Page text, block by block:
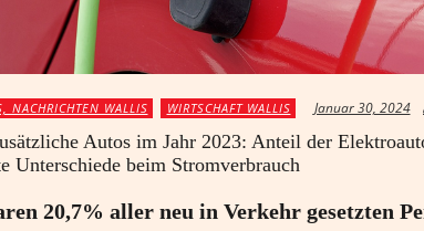
NACHRICHTEN WALLIS WIRTSCHAFT WALLIS Januar 30, 2024
Autos im Jahr 2023: Anteil der
Unterschiede beim Stromverbrauch
20,7% aller neu in Verkehr gesetzten